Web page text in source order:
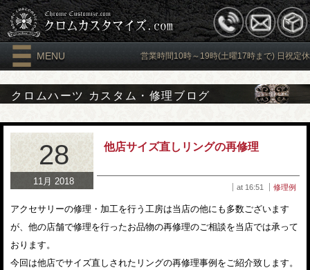
MENU 営業時間10時～19時(土曜17時まで) 日祝定休
クロムハーツ カスタム・修理ブログ
28
11月 2018
他店サイズ直しリングの再修理
at 16:51 修理例
アクセサリーの修理・加工を行う工房は当店の他にも多数ございます
が、他の店舗で修理を行ったお品物の再修理のご相談を当店では承って
おります。
今回は他店でサイズ直しされたリングの再修理事例をご紹介致します。